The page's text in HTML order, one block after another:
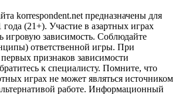
korrespondent.net предназначены для
(21+). Участие в азартных играх
игровую зависимость. Соблюдайте
ответственной игры. При
признаков зависимости
к специалисту. Помните, что
играх не может являться источником
работе. Информационный